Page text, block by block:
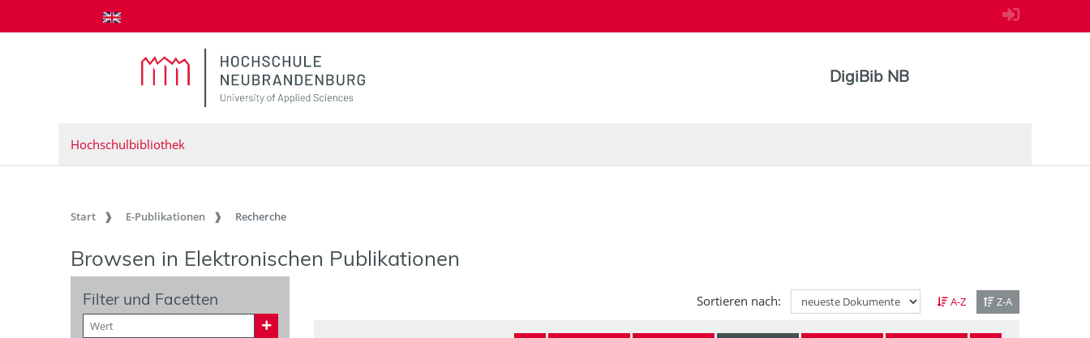
zum Inhalt springen
DigiBib NB
Hochschulbibliothek
Start E-Publikationen Recherche
Browsen in Elektronischen Publikationen
Filter und Facetten Sortieren nach: A-Z Z-A